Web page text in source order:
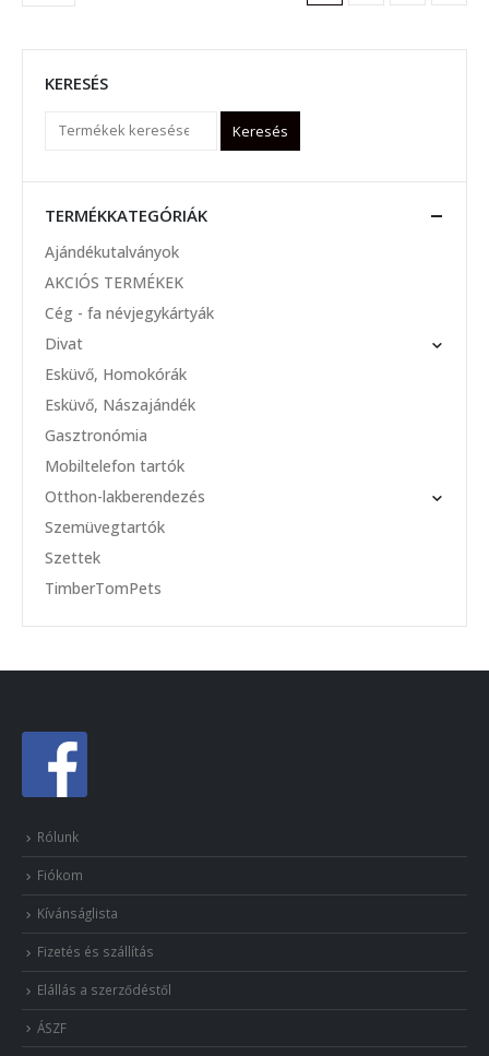
KERESÉS
Keresés
TERMÉKKATEGÓRIÁK
Ajándékutalványok
AKCIÓS TERMÉKEK
Cég - fa névjegykártyák
Divat
Esküvő, Homokórák
Esküvő, Nászajándék
Gasztronómia
Mobiltelefon tartók
Otthon-lakberendezés
Szemüvegtartók
Szettek
TimberTomPets
Rólunk
Fiókom
Kívánságlista
Fizetés és szállítás
Elállás a szerződéstől
ÁSZF